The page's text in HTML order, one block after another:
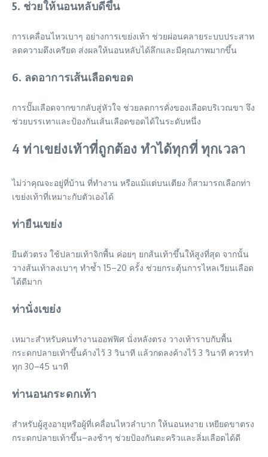
5. ช่วยให้นอนหลับดีขึ้น
การเคลื่อนไหวเบาๆ อย่างการเขย่งเท้า ช่วยผ่อนคลายระบบประสาท
ลดความตึงเครียด ส่งผลให้นอนหลับได้ลึกและมีคุณภาพมากขึ้น
6. ลดอาการเส้นเลือดขอด
การปั๊มเลือดจากขากลับสู่หัวใจ ช่วยลดการคั่งของเลือดบริเวณขา จึง
ช่วยบรรเทาและป้องกันเส้นเลือดขอดได้ในระดับหนึ่ง
4 ท่าเขย่งเท้าที่ถูกต้อง ทำได้ทุกที่ ทุกเวลา
ไม่ว่าคุณจะอยู่ที่บ้าน ที่ทำงาน หรือแม้แต่บนเตียง ก็สามารถเลือกท่า
เขย่งเท้าที่เหมาะกับตัวเองได้
ท่ายืนเขย่ง
ยืนตัวตรง ใช้ปลายเท้าจิกพื้น ค่อยๆ ยกส้นเท้าขึ้นให้สูงที่สุด จากนั้น
วางส้นเท้าลงเบาๆ ทำซ้ำ 15–20 ครั้ง ช่วยกระตุ้นการไหลเวียนเลือด
ได้ดีมาก
ท่านั่งเขย่ง
เหมาะสำหรับคนทำงานออฟฟิศ นั่งหลังตรง วางเท้าราบกับพื้น
กระดกปลายเท้าขึ้นค้างไว้ 3 วินาที แล้วกดลงค้างไว้ 3 วินาที ควรทำ
ทุก 30–45 นาที
ท่านอนกระดกเท้า
สำหรับผู้สูงอายุหรือผู้ที่เคลื่อนไหวลำบาก ให้นอนหงาย เหยียดขาตรง
กระดกปลายเท้าขึ้น–ลงช้าๆ ช่วยป้องกันตะคริวและลิ่มเลือดได้ดี